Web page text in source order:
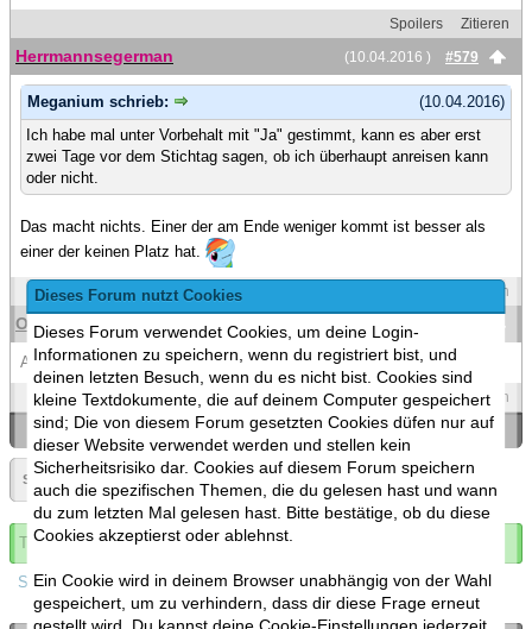
Dieses Forum nutzt Cookies
Dieses Forum verwendet Cookies, um deine Login-
Informationen zu speichern, wenn du registriert bist, und
deinen letzten Besuch, wenn du es nicht bist. Cookies sind
kleine Textdokumente, die auf deinem Computer gespeichert
sind; Die von diesem Forum gesetzten Cookies düfen nur auf
dieser Website verwendet werden und stellen kein
Sicherheitsrisiko dar. Cookies auf diesem Forum speichern
auch die spezifischen Themen, die du gelesen hast und wann
du zum letzten Mal gelesen hast. Bitte bestätige, ob du diese
Cookies akzeptierst oder ablehnst.
Ein Cookie wird in deinem Browser unabhängig von der Wahl
gespeichert, um zu verhindern, dass dir diese Frage erneut
Spoilers
Zitieren
(10.04.2016 )
#579
Herrmannsegerman
(10.04.2016)
Meganium schrieb:
Ich habe mal unter Vorbehalt mit "Ja" gestimmt, kann es aber erst
zwei Tage vor dem Stichtag sagen, ob ich überhaupt anreisen kann
oder nicht.
Das macht nichts. Einer der am Ende weniger kommt ist besser als
einer der keinen Platz hat.
Zitieren
(10.04.2016 )
Oberot94
Auch ma vorbehaltlich eingetragen.
Spoilers Zitieren
«Ein Thema zurück|Ein Thema vor»
Seite:
Thema abonnieren
Spoilers